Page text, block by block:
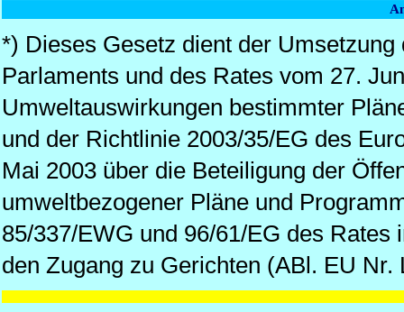
*) Dieses Gesetz dient der
Parlaments und des Rates vom 27.
Umweltauswirkungen bestimmter
und der Richtlinie 2003/35/EG des
Mai 2003 über die Beteiligung der
umweltbezogener Pläne und
85/337/EWG und 96/61/EG des
den Zugang zu Gerichten (ABl. EU Nr.